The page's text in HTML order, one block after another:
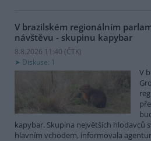
V brazilském regionálním
návštěvu - skupinu kapybar
8.8.2026 11:40 (ČTK)
Diskuse: 1
V
kapybar. Skupina největších hlodavců
hlavním vchodem, informovala